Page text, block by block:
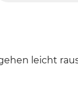
leicht